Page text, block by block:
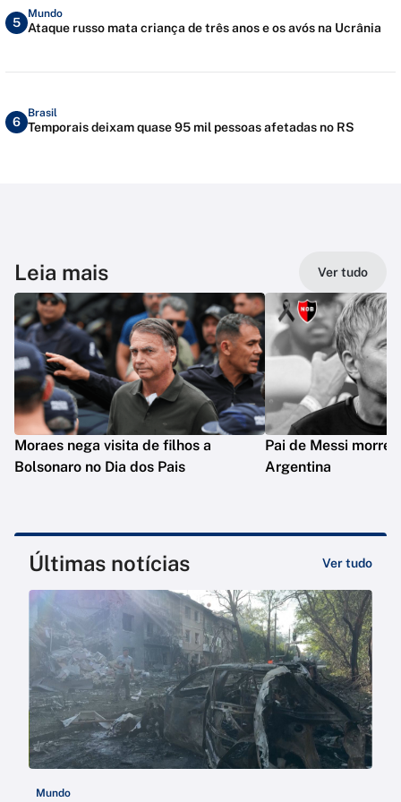
5
Mundo
Ataque russo mata criança de três anos e os avós na Ucrânia
6
Brasil
Temporais deixam quase 95 mil pessoas afetadas no RS
Leia mais Ver tudo
Moraes nega visita de filhos a
Bolsonaro no Dia dos Pais
Pai de Messi morre
Argentina
Últimas notícias Ver tudo
Mundo